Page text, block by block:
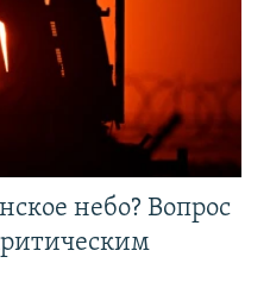
небо? Вопрос